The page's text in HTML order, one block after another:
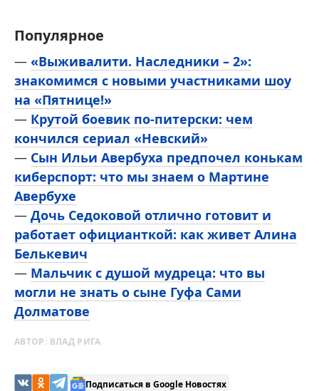
Популярное
— «Выживалити. Наследники – 2»:
знакомимся с новыми участниками шоу
на «Пятнице!»
— Крутой боевик по-питерски: чем
кончился сериал «Невский»
— Сын Ильи Авербуха предпочел конькам
киберспорт: что мы знаем о Мартине
Авербухе
— Дочь Седоковой отлично готовит и
работает официанткой: как живет Алина
Белькевич
— Мальчик с душой мудреца: что вы
могли не знать о сыне Гуфа Сами
Долматове
АВТОР: ВЛАД РИГА
Подписаться в Google Новостях